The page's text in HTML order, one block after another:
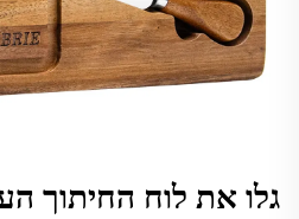
גלו את לוח החיתוך